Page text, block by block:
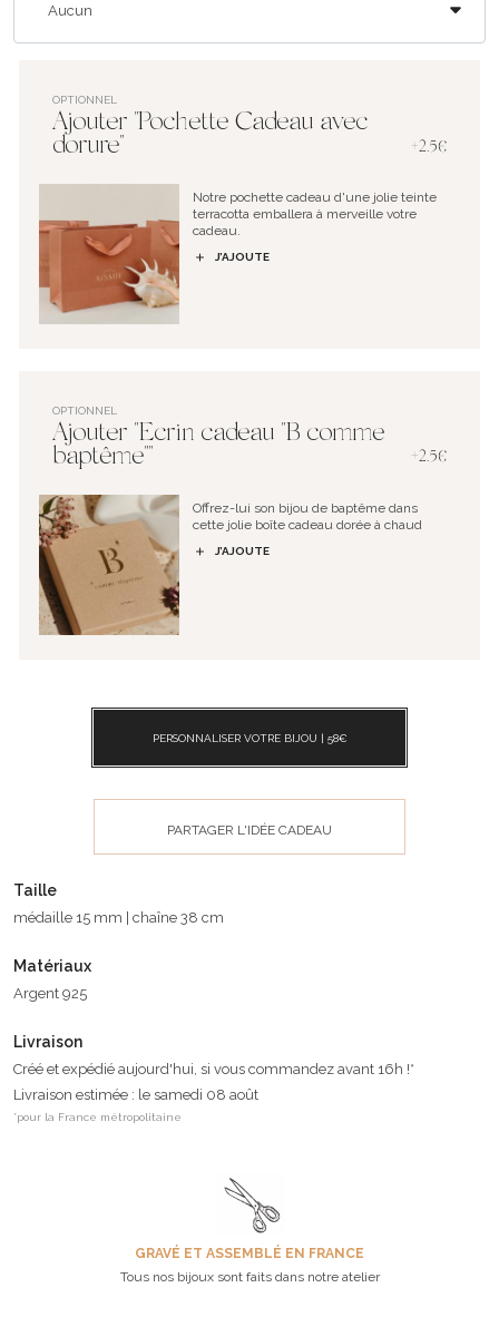
OPTIONNEL
Ajouter "Pochette Cadeau avec
dorure"
+2.5€
Notre pochette cadeau d'une jolie teinte
terracotta emballera à merveille votre
cadeau.
J’AJOUTE
OPTIONNEL
Ajouter "Ecrin cadeau "B comme
baptême""
+2.5€
Offrez-lui son bijou de baptême dans
cette jolie boîte cadeau dorée à chaud
J’AJOUTE
PERSONNALISER VOTRE BIJOU | 58€
PARTAGER L'IDÉE CADEAU
Taille
médaille 15 mm | chaîne 38 cm
Matériaux
Argent 925
Livraison
Créé et expédié aujourd'hui, si vous commandez avant 16h !*
Livraison estimée : le samedi 08 août
*pour la France métropolitaine
GRAVÉ ET ASSEMBLÉ EN FRANCE
Tous nos bijoux sont faits dans notre atelier